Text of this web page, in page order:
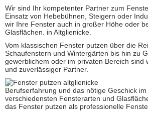
Wir sind Ihr kompetenter Partner zum
Einsatz von Hebebühnen, Steigern oder
wir Ihre Fenster auch in großer Höhe oder
Glasflächen. in Altglienicke.
Vom klassischen Fenster putzen über die
Schaufenstern und Wintergärten bis hin zu
gewerblichem oder im privaten Bereich sind
und zuverlässiger Partner.
Berufserfahrung und das nötige Geschick
verschiedensten Fensterarten und
das Fenster putzen als professionelle